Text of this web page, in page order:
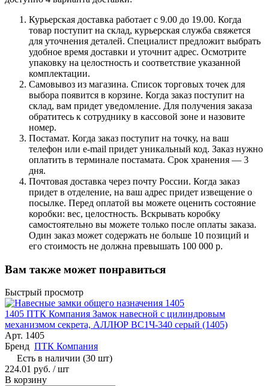
Курьерская доставка работает с 9.00 до 19.00. Когда
товар поступит на склад, курьерская служба свяжется
для уточнения деталей. Специалист предложит выбрать
удобное время доставки и уточнит адрес. Осмотрите
упаковку на целостность и соответствие указанной
комплектации.
Самовывоз из магазина. Список торговых точек для
выбора появится в корзине. Когда заказ поступит на
склад, вам придет уведомление. Для получения заказа
обратитесь к сотруднику в кассовой зоне и назовите
номер.
Постамат. Когда заказ поступит на точку, на ваш
телефон или e-mail придет уникальный код. Заказ нужно
оплатить в терминале постамата. Срок хранения — 3
дня.
Почтовая доставка через почту России. Когда заказ
придет в отделение, на ваш адрес придет извещение о
посылке. Перед оплатой вы можете оценить состояние
коробки: вес, целостность. Вскрывать коробку
самостоятельно вы можете только после оплаты заказа.
Один заказ может содержать не больше 10 позиций и
его стоимость не должна превышать 100 000 р.
Вам также может понравиться
Быстрый просмотр
1405 ПТК Компания Замок навесной с цилиндровым
механизмом секрета, АЛЛЮР ВС1Ч-340 серый (1405)
Арт. 1405
Бренд ПТК Компания
Есть в наличии (30 шт)
224.01 руб. / шт
В корзину